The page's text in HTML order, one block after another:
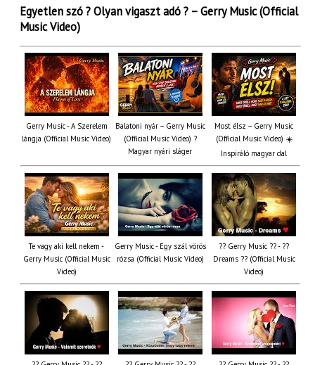
Egyetlen szó ? Olyan vigaszt adó ? – Gerry Music (Official
Music Video)
Gerry Music - A Szerelem
lángja (Official Music Video)
Balatoni nyár – Gerry Music
(Official Music Video) ?
Magyar nyári sláger
Most élsz – Gerry Music
(Official Music Video) ☀️
Inspiráló magyar dal
Te vagy aki kell nekem -
Gerry Music (Official Music
Video)
Gerry Music - Egy szál vörös
rózsa (Official Music Video)
?? Gerry Music ?? - ??
Dreams ?? (Official Music
Video)